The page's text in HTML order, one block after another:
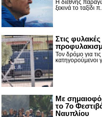
Η διεθνής
ξεκινά το ταξίδι π...
Στις
Τον δρόμο για
κατηγορούμενοι
Με
το 7ο
Ναυπλίου